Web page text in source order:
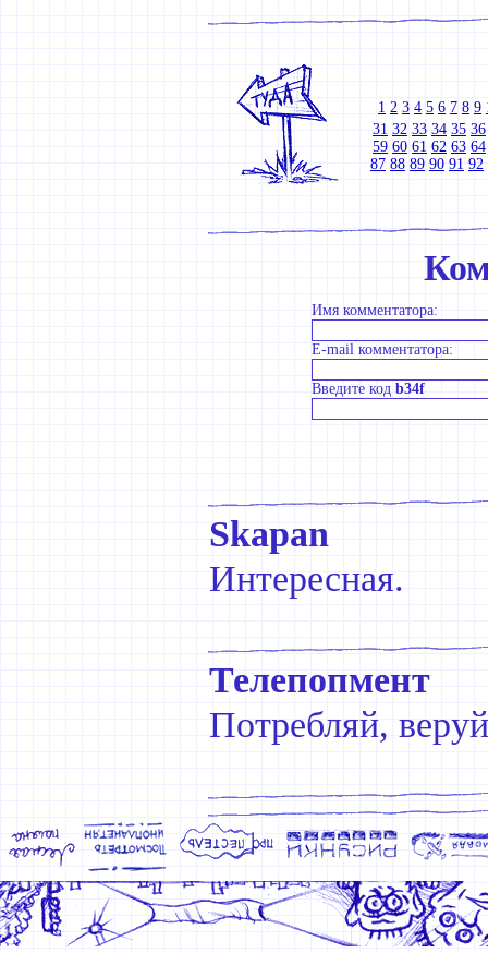
1 2 3 4 5 6 7 8 9
31 32 33 34 35 36
59 60 61 62 63 64
87 88 89 90 91 92
Имя комментатора:
E-mail комментатора:
Введите код b34f
Skapan
Интересная.
Телепопмент
Потребляй,